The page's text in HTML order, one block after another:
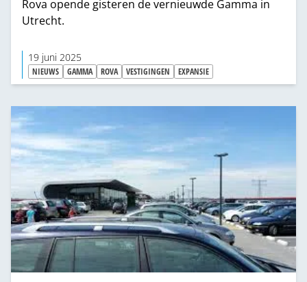
Rova opende gisteren de vernieuwde Gamma in
Utrecht.
19 juni 2025
NIEUWS GAMMA ROVA VESTIGINGEN EXPANSIE